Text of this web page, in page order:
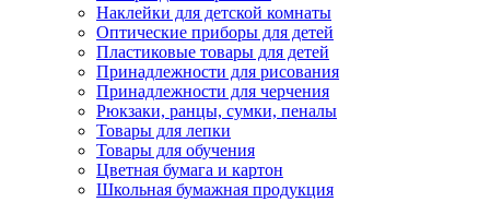
Наклейки для детской комнаты
Оптические приборы для детей
Пластиковые товары для детей
Принадлежности для рисования
Принадлежности для черчения
Рюкзаки, ранцы, сумки, пеналы
Товары для лепки
Товары для обучения
Цветная бумага и картон
Школьная бумажная продукция